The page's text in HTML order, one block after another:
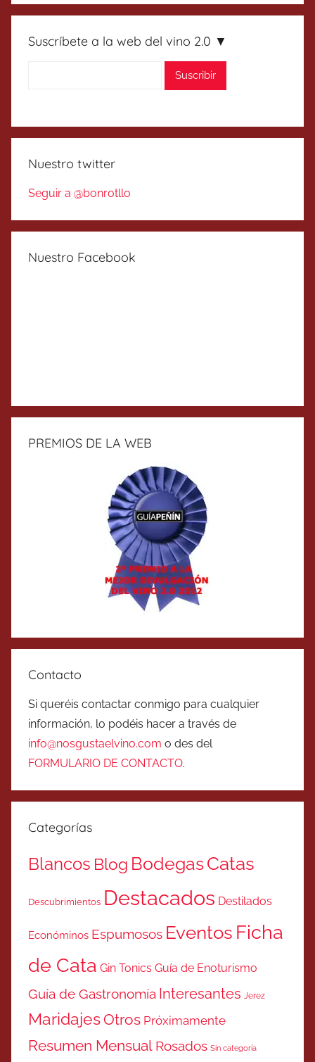
Suscríbete a la web del vino 2.0 ▼
Nuestro twitter
Seguir a @bonrotllo
Nuestro Facebook
PREMIOS DE LA WEB
Contacto
Si queréis contactar conmigo para cualquier
información, lo podéis hacer a través de
info@nosgustaelvino.com o des del
FORMULARIO DE CONTACTO.
Categorías
Blancos Blog BodegasCatas
Descubrimientos Destacados Destilados
Económinos Espumosos Eventos Ficha
de Cata Gin Tonics Guía de Enoturismo
Guía de Gastronomía Interesantes Jerez
MaridajesOtros Próximamente
Resumen Mensual Rosados Sin categoría